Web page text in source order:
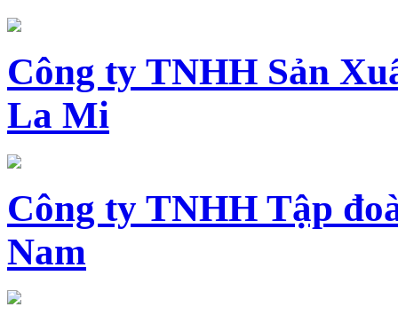
Công ty TNHH Sản
La Mi
Công ty TNHH Tập
Nam